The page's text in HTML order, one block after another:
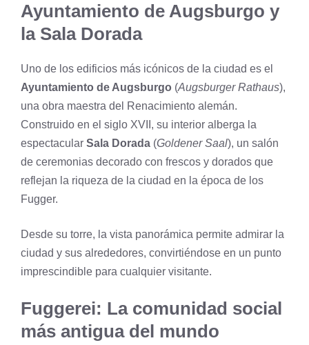
Ayuntamiento de Augsburgo y
la Sala Dorada
Uno de los edificios más icónicos de la ciudad es el
Ayuntamiento de Augsburgo (Augsburger Rathaus),
una obra maestra del Renacimiento alemán.
Construido en el siglo XVII, su interior alberga la
espectacular Sala Dorada (Goldener Saal), un salón
de ceremonias decorado con frescos y dorados que
reflejan la riqueza de la ciudad en la época de los
Fugger.
Desde su torre, la vista panorámica permite admirar la
ciudad y sus alrededores, convirtiéndose en un punto
imprescindible para cualquier visitante.
Fuggerei: La comunidad social
más antigua del mundo